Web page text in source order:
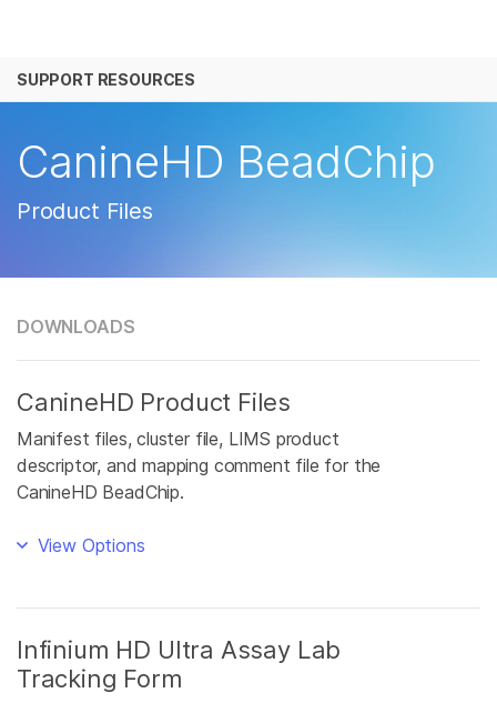
解决方案
SUPPORT RESOURCES
CanineHD BeadChip
Product Files
DOWNLOADS
CanineHD Product Files
Manifest files, cluster file, LIMS product
descriptor, and mapping comment file for the
CanineHD BeadChip.
View Options
Infinium HD Ultra Assay Lab
Tracking Form
查看更多相关内容。选择您感兴趣的领域:
微生物学
复杂疾病
生殖健康
遗传病和罕见病